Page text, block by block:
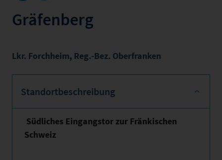
Gräfenberg
Lkr. Forchheim, Reg.-Bez. Oberfranken
Standortbeschreibung
Südliches Eingangstor zur Fränkischen
Schweiz